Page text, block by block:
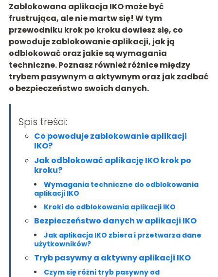
Zablokowana aplikacja IKO może być
frustrująca, ale nie martw się! W tym
przewodniku krok po kroku dowiesz się, co
powoduje zablokowanie aplikacji, jak ją
odblokować oraz jakie są wymagania
techniczne. Poznasz również różnice między
trybem pasywnym a aktywnym oraz jak zadbać
o bezpieczeństwo swoich danych.
Spis treści:
Co powoduje zablokowanie aplikacji
IKO?
Jak odblokować aplikację IKO krok po
kroku?
Wymagania techniczne do odblokowania
aplikacji IKO
Kroki do odblokowania aplikacji IKO
Bezpieczeństwo danych w aplikacji IKO
Jak aplikacja IKO zbiera i przetwarza dane
użytkowników?
Tryb pasywny a aktywny aplikacji IKO
Czym się różni tryb pasywny od